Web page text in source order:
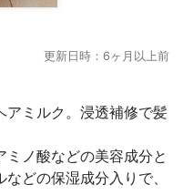
更新日時：6ヶ月以上前
アミルク。浸透補修で髪
ノ酸などの美容成分と
どの保湿成分入りで、